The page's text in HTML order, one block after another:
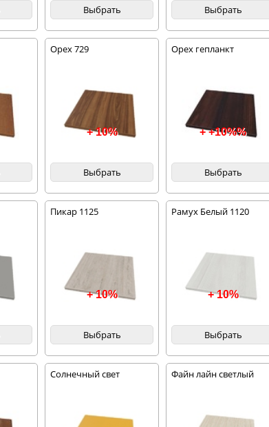
Выбрать Выбрать
Орех 729
+ 10%
Выбрать
Орех гепланкт
+ +10%%
Выбрать
Пикар 1125
+ 10%
Выбрать
Рамух Белый 1120
+ 10%
Выбрать
Солнечный свет Файн лайн светлый